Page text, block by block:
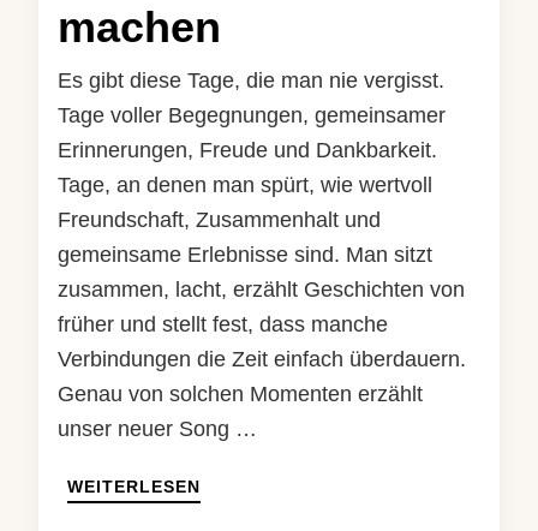
machen
Es gibt diese Tage, die man nie vergisst.
Tage voller Begegnungen, gemeinsamer
Erinnerungen, Freude und Dankbarkeit.
Tage, an denen man spürt, wie wertvoll
Freundschaft, Zusammenhalt und
gemeinsame Erlebnisse sind. Man sitzt
zusammen, lacht, erzählt Geschichten von
früher und stellt fest, dass manche
Verbindungen die Zeit einfach überdauern.
Genau von solchen Momenten erzählt
unser neuer Song …
WEITERLESEN